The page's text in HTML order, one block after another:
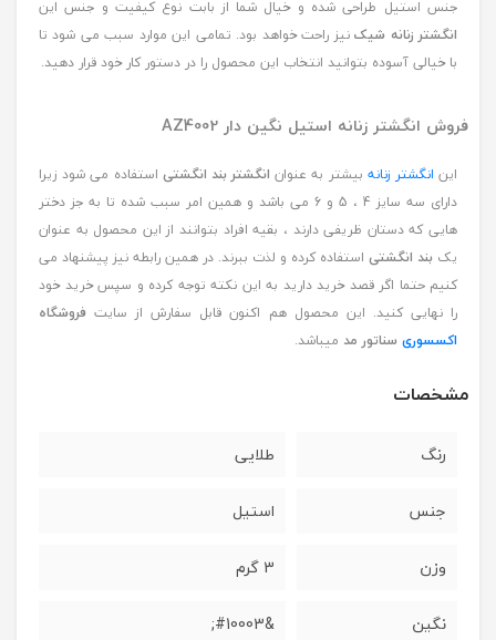
جنس استیل طراحی شده و خیال شما از بابت نوع کیفیت و جنس این
انگشتر زنانه شیکنیز راحت خواهد بود. تمامی این موارد سبب می شود تا
با خیالی آسوده بتوانید انتخاب این محصول را در دستور کار خود قرار دهید.
فروش انگشتر زنانه استیل نگین دار AZ4002
این انگشتر زنانه بیشتر به عنوان انگشتر بند انگشتی استفاده می شود زیرا
دارای سه سایز 4 ، 5 و 6 می باشد و همین امر سبب شده تا به جز دختر
هایی که دستان ظریفی دارند ، بقیه افراد بتوانند از این محصول به عنوان
یک بند انگشتی استفاده کرده و لذت ببرند. در همین رابطه نیز پیشنهاد می
کنیم حتما اگر قصد خرید دارید به این نکته توجه کرده و سپس خرید خود
را نهایی کنید. این محصول هم اکنون قابل سفارش از سایت فروشگاه
اکسسوریسناتور مد میباشد.
مشخصات
رنگ طلایی
جنس استیل
وزن 3 گرم
نگین &#10003;